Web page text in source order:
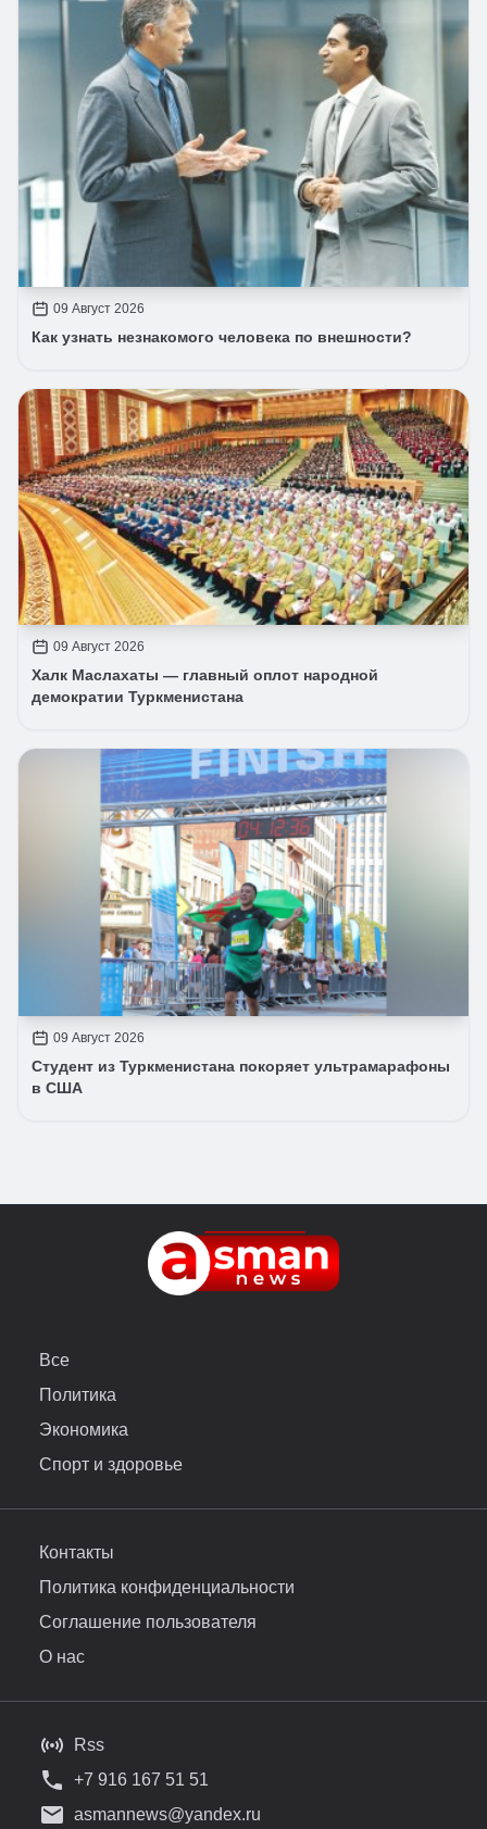
09 Август 2026
Как узнать незнакомого человека по внешности?
09 Август 2026
Халк Маслахаты — главный оплот народной
демократии Туркменистана
09 Август 2026
Студент из Туркменистана покоряет ультрамарафоны
в США
Все
Политика
Экономика
Спорт и здоровье
Контакты
Политика конфиденциальности
Соглашение пользователя
О нас
Rss
+7 916 167 51 51
asmannews@yandex.ru